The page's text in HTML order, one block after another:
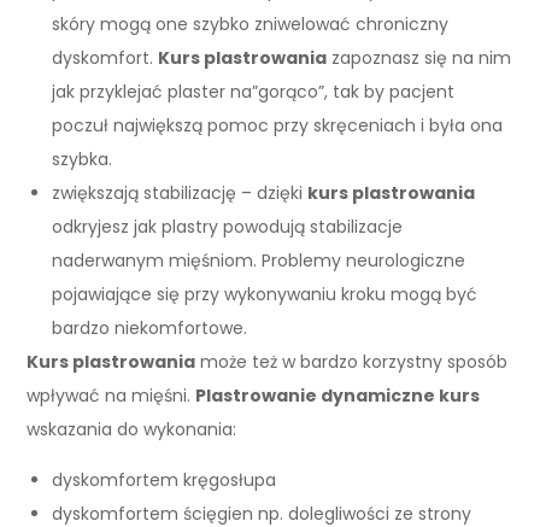
skóry mogą one szybko zniwelować chroniczny
dyskomfort. Kurs plastrowania zapoznasz się na nim
jak przyklejać plaster na”gorąco”, tak by pacjent
poczuł największą pomoc przy skręceniach i była ona
szybka.
zwiększają stabilizację – dzięki kurs plastrowania
odkryjesz jak plastry powodują stabilizacje
naderwanym mięśniom. Problemy neurologiczne
pojawiające się przy wykonywaniu kroku mogą być
bardzo niekomfortowe.
Kurs plastrowania może też w bardzo korzystny sposób
wpływać na mięśni. Plastrowanie dynamiczne kurs
wskazania do wykonania:
dyskomfortem kręgosłupa
dyskomfortem ścięgien np. dolegliwości ze strony